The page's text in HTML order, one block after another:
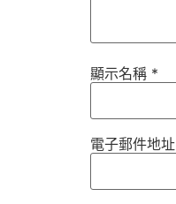
顯示名稱 *
電子郵件地址